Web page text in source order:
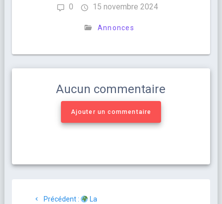
0 15 novembre 2024
Annonces
Aucun commentaire
Ajouter un commentaire
Précédent :
La